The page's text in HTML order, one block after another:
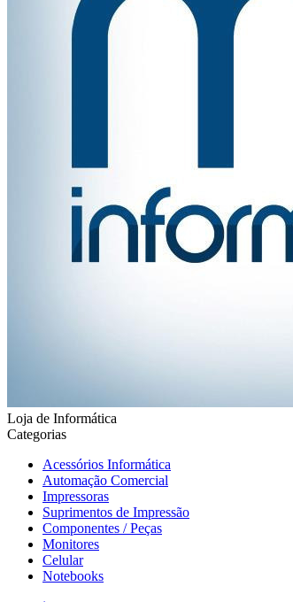
Loja de Informática
Categorias
Acessórios Informática
Automação Comercial
Impressoras
Suprimentos de Impressão
Componentes / Peças
Monitores
Celular
Notebooks